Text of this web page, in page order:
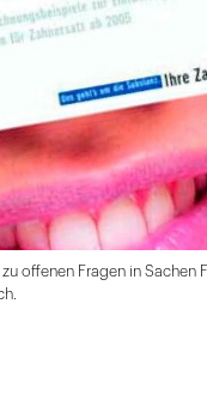
offenen Fragen in Sachen